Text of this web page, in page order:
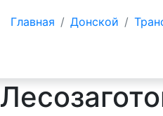
Главная Донской